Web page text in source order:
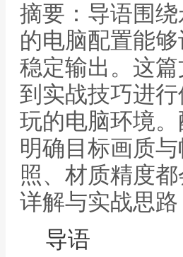
摘要：导语围
的电脑配置能
稳定输出。这
到实战技巧进
玩的电脑环境
明确目标画质
照、材质精度
详解与实战思路
导语